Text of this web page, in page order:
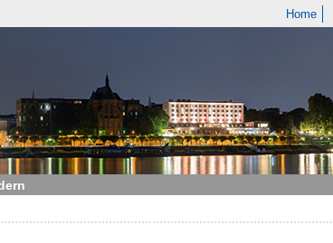
Home